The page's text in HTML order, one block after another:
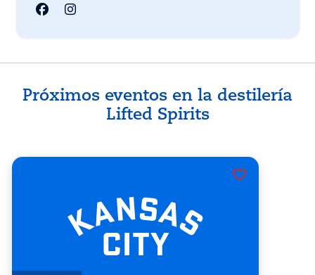
Próximos eventos en la destilería
Lifted Spirits